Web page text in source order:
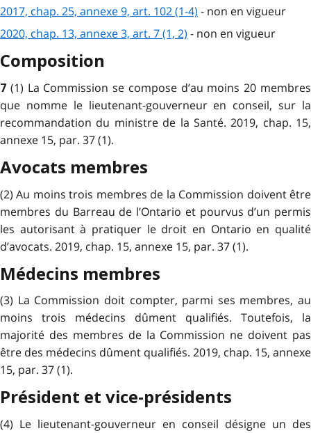
2017, chap. 25, annexe 9, art. 102 (1-4) - non en vigueur
2020, chap. 13, annexe 3, art. 7 (1, 2) - non en vigueur
Composition
7 (1) La Commission se compose d’au moins 20 membres
que nomme le lieutenant-gouverneur en conseil, sur la
recommandation du ministre de la Santé. 2019, chap. 15,
annexe 15, par. 37 (1).
Avocats membres
(2) Au moins trois membres de la Commission doivent être
membres du Barreau de l’Ontario et pourvus d’un permis
les autorisant à pratiquer le droit en Ontario en qualité
d’avocats. 2019, chap. 15, annexe 15, par. 37 (1).
Médecins membres
(3) La Commission doit compter, parmi ses membres, au
moins trois médecins dûment qualifiés. Toutefois, la
majorité des membres de la Commission ne doivent pas
être des médecins dûment qualifiés. 2019, chap. 15, annexe
15, par. 37 (1).
Président et vice-présidents
(4) Le lieutenant-gouverneur en conseil désigne un des